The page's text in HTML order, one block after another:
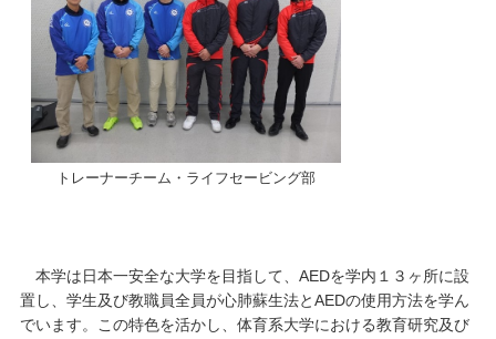
トレーナーチーム・ライフセービング部
本学は日本一安全な大学を目指して、AEDを学内１３ヶ所に設
置し、学生及び教職員全員が心肺蘇生法とAEDの使用方法を学ん
でいます。この特色を活かし、体育系大学における教育研究及び